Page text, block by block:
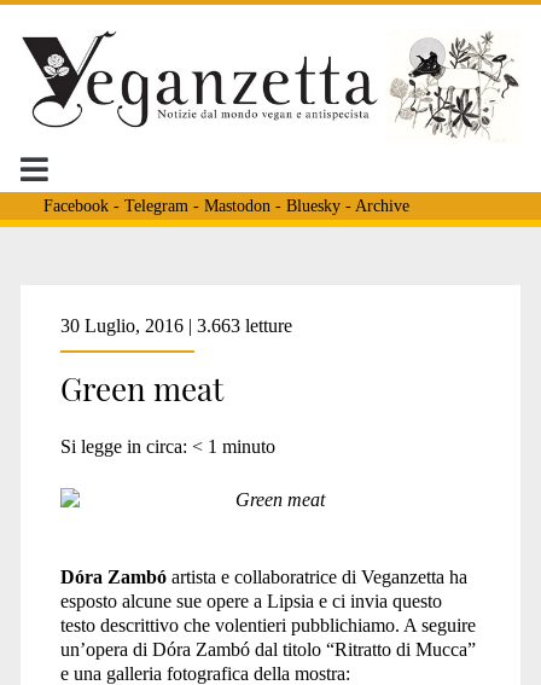
Facebook- Telegram - Mastodon - Bluesky- Archive
Tag:
<span>esposizione
arte
animaloista</span>
30 Luglio, 2016 | 3.663 letture
Green meat
Si legge in circa: < 1 minuto
Dóra Zambóartista e collaboratrice di Veganzetta ha
esposto alcune sue opere a Lipsia e ci invia questo
testo descrittivo che volentieri pubblichiamo. A seguire
un’opera di Dóra Zambó dal titolo “Ritratto di Mucca”
e una galleria fotografica della mostra: